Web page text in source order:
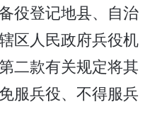
役登记地县、自治
区人民政府兵役机
二款有关规定将其
服兵役、不得服兵